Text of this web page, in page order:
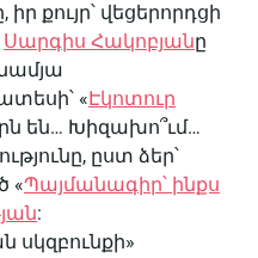
քույր՝ վեցերորդցի
Սարգիս Հակոբյանը
«Էկոտուր
են… Խիզախո՞ւմ…
ըստ ձեր՝
«Պայմանագիր՝ ինքս
: